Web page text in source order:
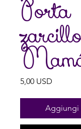
Porta
5,00 USD
Aggiungi